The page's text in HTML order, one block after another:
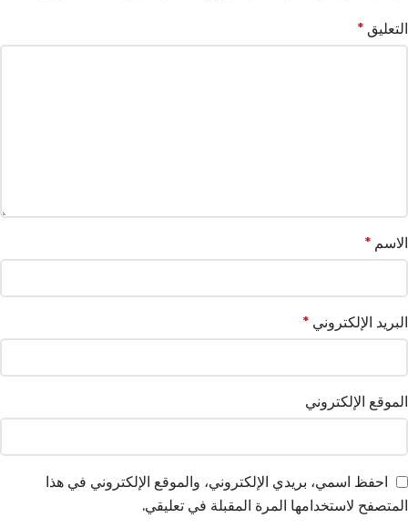
التعليق *
الاسم *
البريد الإلكتروني *
الموقع الإلكتروني
احفظ اسمي، بريدي الإلكتروني، والموقع الإلكتروني في هذا
المتصفح لاستخدامها المرة المقبلة في تعليقي.